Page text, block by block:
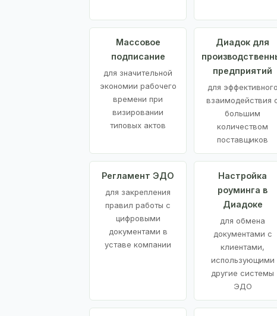
Массовое
подписание
для значительной
экономии рабочего
времени при
визировании
типовых актов
Диадок для
предприятий
для эффективного
взаимодействия
большим
количеством
поставщиков
Регламент ЭДО
для закрепления
правил работы с
цифровыми
документами в
уставе компании
Настройка
роуминга в
Диадоке
для обмена
документами с
клиентами,
использующими
другие системы
ЭДО